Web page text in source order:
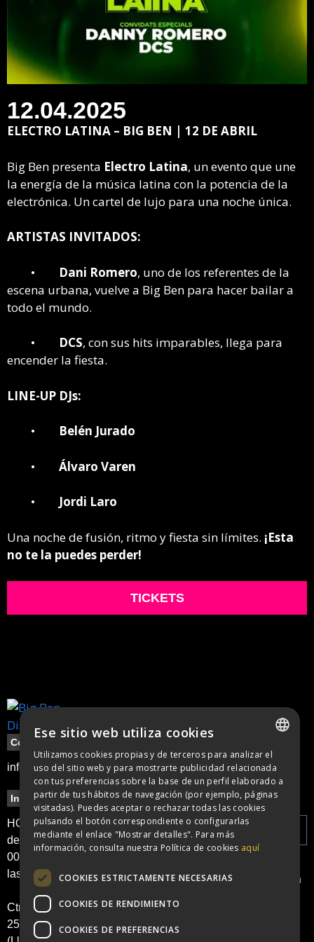
12.04.2025
ELECTRO LATINA – BIG BEN | 12 DE ABRIL
Big Ben presenta Electro Latina, un evento que une
la energía de la música latina con la potencia de la
electrónica. Un cartel de lujo para una noche única.
ARTISTAS INVITADOS:
• Dani Romero, uno de los referentes de la
escena urbana, vuelve a Big Ben para hacer bailar a
todo el mundo.
• DCS, con sus hits imparables, llega para
encender la fiesta.
LINE-UP DJs:
• Belén Jurado
• Álvaro Varen
• Jordi Laro
Una noche de fusión, ritmo y fiesta sin límites. ¡Esta
no te la puedes perder!
TICKETS
Contacte
info@bigbendisco.com
Información
HORARIO: apertura
de puertas a las
00:00h y cierre a
las 6:00h
Ctra. N II, KM 486.
25241 Golmés
Legal
Política de
cookies
privacidad
Newsletter
acepto la
Política
SPANISH
CATALAN
Ese sitio web utiliza cookies
Utilizamos cookies propias y de terceros para analizar el
uso del sitio web y para mostrarte publicidad relacionada
con tus preferencias sobre la base de un perfil elaborado a
partir de tus hábitos de navegación (por ejemplo, páginas
visitadas). Puedes aceptar o rechazar todas las cookies
pulsando el botón correspondiente o configurarlas
mediante el enlace "Mostrar detalles". Para más
información, consulta nuestra Política de cookies aquí
COOKIES ESTRICTAMENTE NECESARIAS
COOKIES DE RENDIMIENTO
COOKIES DE PREFERENCIAS